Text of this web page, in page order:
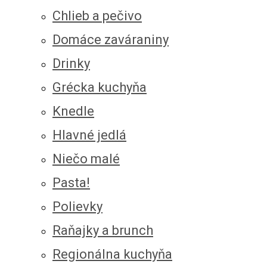
Chlieb a pečivo
Domáce zaváraniny
Drinky
Grécka kuchyňa
Knedle
Hlavné jedlá
Niečo malé
Pasta!
Polievky
Raňajky a brunch
Regionálna kuchyňa